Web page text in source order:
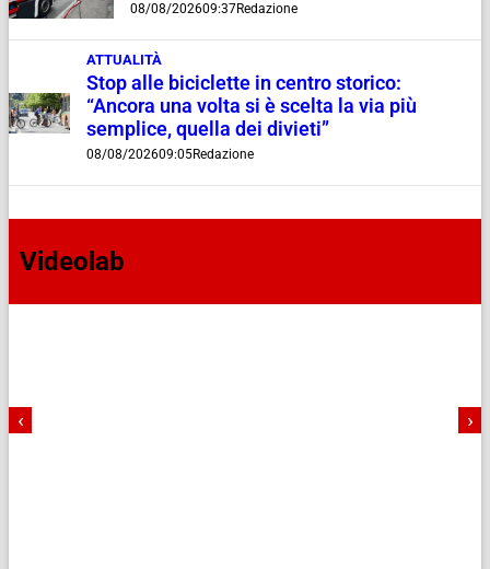
08/08/202609:37Redazione
ATTUALITÀ
Stop alle biciclette in centro storico:
“Ancora una volta si è scelta la via più
semplice, quella dei divieti”
08/08/202609:05Redazione
Videolab
‹ ›